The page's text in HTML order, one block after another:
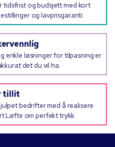
tidsfrist og budsjett med kort
og lavprisgaranti.
enkle løsninger for tilpasning er
det du vil ha.
tillit
bedrifter med å realisere
Løfte om perfekt trykk.